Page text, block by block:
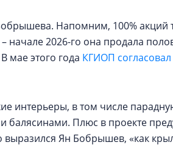
Напомним, 100% акций
начале 2026-го она продала
мае этого года КГИОП согласовал
интерьеры, в том числе
балясинами. Плюс в проекте
выразился Ян Бобрышев, «как